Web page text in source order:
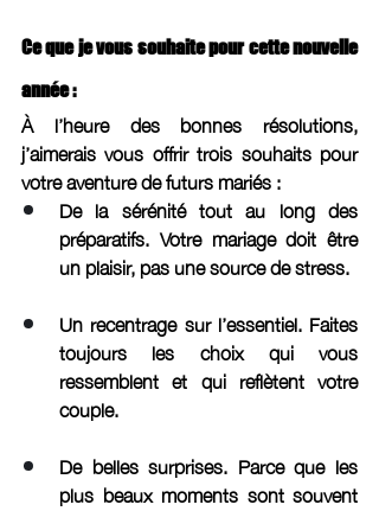
Ce que je vous souhaite pour cette nouvelle
année :
À l’heure des bonnes résolutions,
j’aimerais vous offrir trois souhaits pour
votre aventure de futurs mariés :
De la sérénité tout au long des
préparatifs. Votre mariage doit être
un plaisir, pas une source de stress.
Un recentrage sur l’essentiel. Faites
toujours les choix qui vous
ressemblent et qui reflètent votre
couple.
De belles surprises. Parce que les
plus beaux moments sont souvent